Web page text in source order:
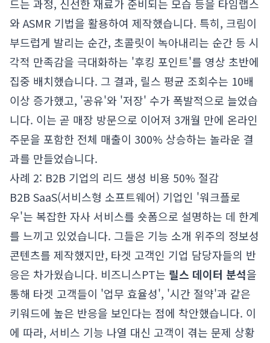
드는 과정, 신선한 재료가 준비되는 모습 등을 타임랩스
와 ASMR 기법을 활용하여 제작했습니다. 특히, 크림이
부드럽게 발리는 순간, 초콜릿이 녹아내리는 순간 등 시
각적 만족감을 극대화하는 '후킹 포인트'를 영상 초반에
집중 배치했습니다. 그 결과, 릴스 평균 조회수는 10배
이상 증가했고, '공유'와 '저장' 수가 폭발적으로 늘었습
니다. 이는 곧 매장 방문으로 이어져 3개월 만에 온라인
주문을 포함한 전체 매출이 300% 상승하는 놀라운 결
과를 만들었습니다.
사례 2: B2B 기업의 리드 생성 비용 50% 절감
B2B SaaS(서비스형 소프트웨어) 기업인 '워크플로
우'는 복잡한 자사 서비스를 숏폼으로 설명하는 데 한계
를 느끼고 있었습니다. 그들은 기능 소개 위주의 정보성
콘텐츠를 제작했지만, 타겟 고객인 기업 담당자들의 반
응은 차가웠습니다. 비즈니스PT는 릴스 데이터 분석을
통해 타겟 고객들이 '업무 효율성', '시간 절약'과 같은
키워드에 높은 반응을 보인다는 점에 착안했습니다. 이
에 따라, 서비스 기능 나열 대신 고객이 겪는 문제 상황